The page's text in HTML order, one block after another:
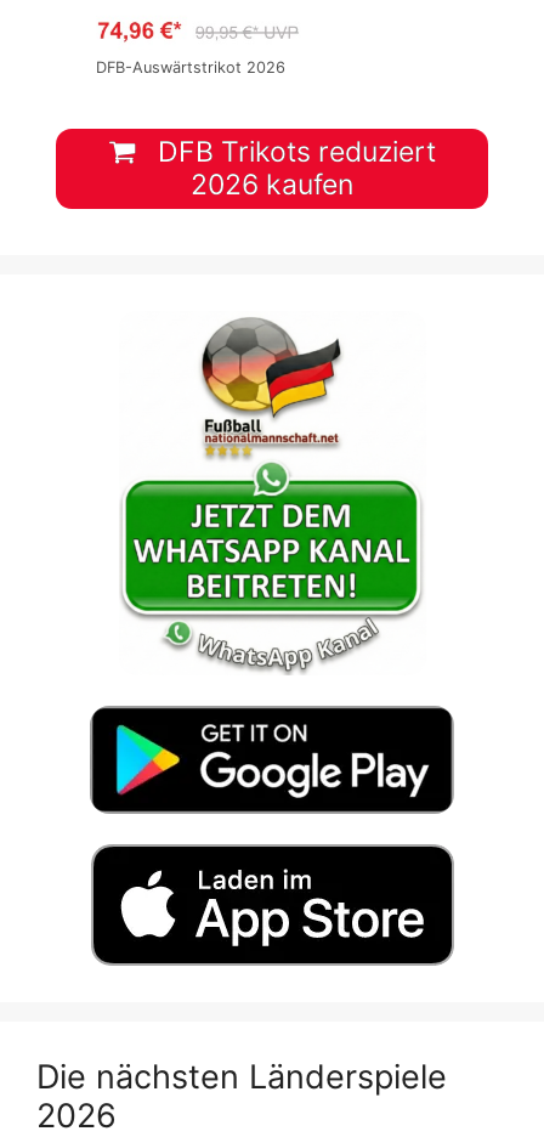
DFB-Auswärtstrikot 2026
DFB Trikots reduziert
2026 kaufen
Die nächsten Länderspiele
2026